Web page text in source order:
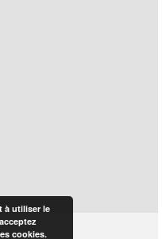
à utiliser le
cookies.